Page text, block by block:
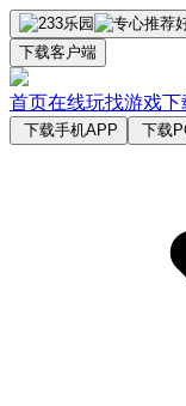
下载客户端
首页在线玩找游戏下
下载手机APP 下载